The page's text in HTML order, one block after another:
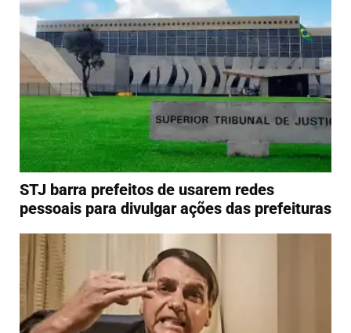
STJ barra prefeitos de usarem redes
pessoais para divulgar ações das prefeituras